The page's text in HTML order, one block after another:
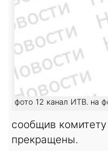
фото 12 канал ИТВ. на
сообщив
прекращены.